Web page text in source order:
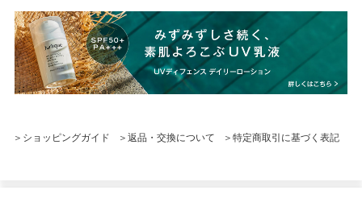
＞ショッピングガイド ＞返品・交換について ＞特定商取引に基づく表記